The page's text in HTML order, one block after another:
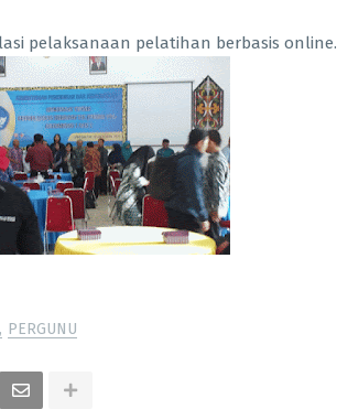
pelaksanaan pelatihan berbasis online.
PERGUNU